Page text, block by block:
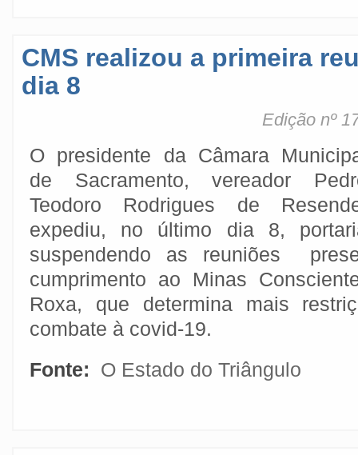
CMS realizou a primeira
dia 8
Edição nº
O presidente da Câmara
de Sacramento, vereador
Teodoro Rodrigues de
expediu, no último dia 8,
suspendendo as reuniões
cumprimento ao Minas
Roxa, que determina mais
combate à covid-19.
Fonte:
O Estado do Triângulo